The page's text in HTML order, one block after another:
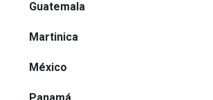
Guatemala
Martinica
México